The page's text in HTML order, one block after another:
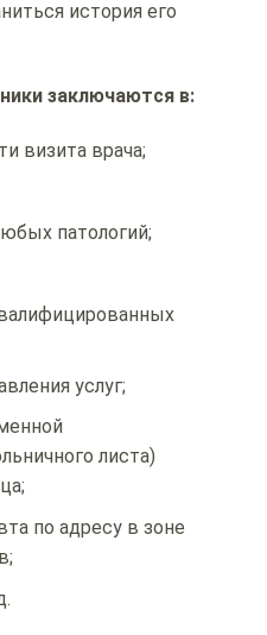
история его
заключаются в:
визита врача;
патологий;
услуг;
листа)
по адресу в зоне